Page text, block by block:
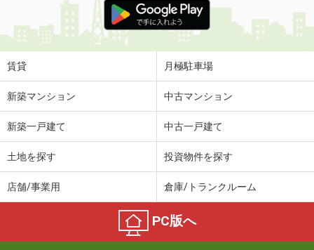
賃貸 月極駐車場
新築マンション 中古マンション
新築一戸建て 中古一戸建て
土地を探す 投資物件を探す
店舗/事業用 倉庫/トランクルーム
PC版へ